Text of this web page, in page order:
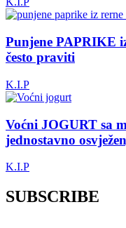
Punjene PAPRIKE
često praviti
K.I.P
Voćni JOGURT sa
jednostavno
K.I.P
SUBSCRIBE